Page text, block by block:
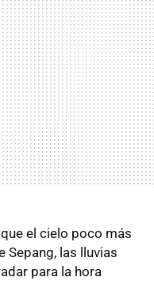
el cielo poco más
Sepang, las lluvias
para la hora